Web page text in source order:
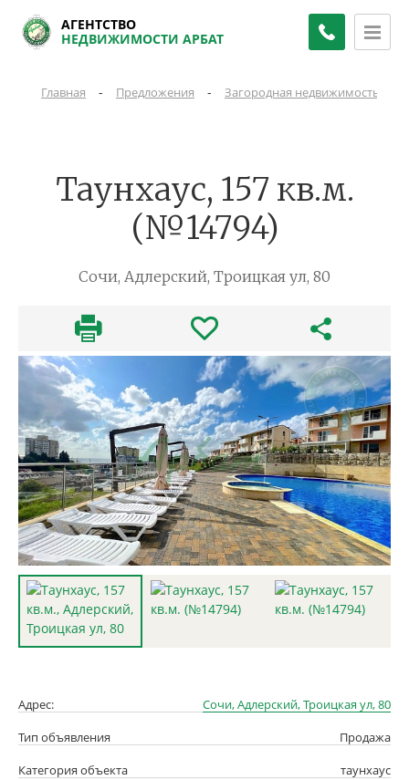
АГЕНТСТВО
НЕДВИЖИМОСТИ АРБАТ
Главная - Предложения - Загородная недвижимость
Таунхаус, 157 кв.м.
(№14794)
Сочи, Адлерский, Троицкая ул, 80
Адрес:
Сочи, Адлерский, Троицкая ул, 80
Тип объявления
Продажа
Категория объекта
таунхаус